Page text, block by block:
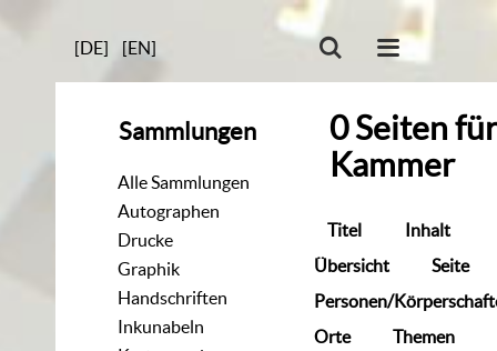
[DE] [EN]
Sammlungen
Alle Sammlungen
Autographen
Drucke
Graphik
Handschriften
Inkunabeln
0Seiten
Kammer
Titel
Inhalt
Übersicht
Seite
Personen/
Orte
Themen